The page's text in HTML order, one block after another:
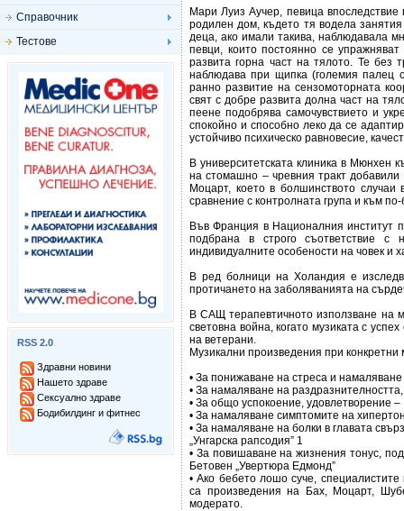
Справочник
Тестове
RSS 2.0
Здравни новини
Нашето здраве
Сексуално здраве
Бодибилдинг и фитнес
Мари Луиз Аучер, певица
родилен дом, където тя водела
деца, ако имали такива, наблюдавала
певци, които постоянно се
развита горна част на тялото. Те без
наблюдава при щипка (големия палец
ранно развитие на сензомоторната
свят с добре развита долна част на
пеене подобрява самочувствието и
спокойно и способно леко да се
устойчиво психическо равновесие,
В университетската клиника в Мюнхен
на стомашно – чревния тракт
Моцарт, което в болшинството
сравнение с контролната група и към
Във Франция в Националния институт
подбрана в строго съответствие с
индивидуалните особености на човек и
В ред болници на Холандия е
протичането на заболяванията на
В САЩ терапевтичното използване на
световна война, когато музиката с
на ветерани.
Музикални произведения при
• За понижаване на стреса и
• За намаляване на
• За общо успокоение, удовлетворение
• За намаляване симптомите на
• За намаляване на болки в главата
„Унгарска рапсодия” 1
• За повишаване на жизнения тонус,
Бетовен „Увертюра Едмонд”
• Ако бебето лошо суче,
са произведения на Бах, Моцарт,
модерато.